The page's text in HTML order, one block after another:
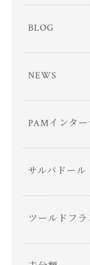
BLOG
NEWS
PAMインタ
サルバドール
ツールドフラ